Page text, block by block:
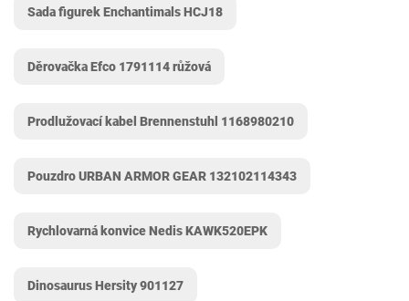
Sada figurek Enchantimals ‎HCJ18
Děrovačka Efco 1791114 růžová
Prodlužovací kabel Brennenstuhl 1168980210
Pouzdro URBAN ARMOR GEAR ‎132102114343
Rychlovarná konvice Nedis KAWK520EPK
Dinosaurus Hersity ‎901127